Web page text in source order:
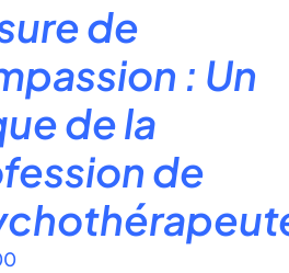
de
: Un
de la
de